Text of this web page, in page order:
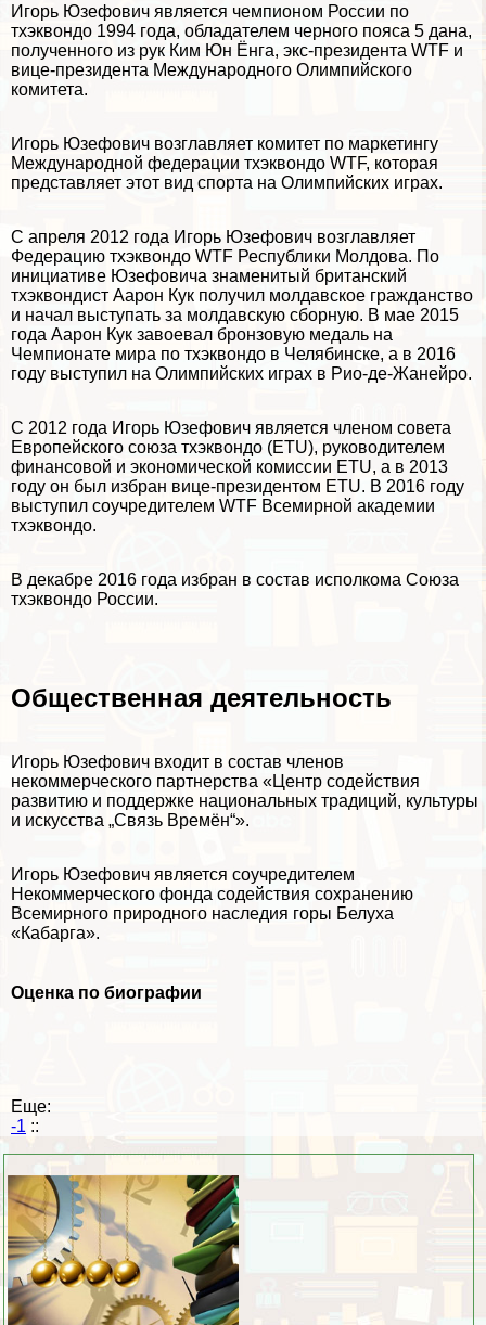
Игорь Юзефович является чемпионом России по
тхэквондо 1994 года, обладателем черного пояса 5 дана,
полученного из рук Ким Юн Ёнга, экс-президента WTF и
вице-президента Международного Олимпийского
комитета.
Игорь Юзефович возглавляет комитет по маркетингу
Международной федерации тхэквондо WTF, которая
представляет этот вид спорта на Олимпийских играх.
С апреля 2012 года Игорь Юзефович возглавляет
Федерацию тхэквондо WTF Республики Молдова. По
инициативе Юзефовича знаменитый британский
тхэквондист Аарон Кук получил молдавское гражданство
и начал выступать за молдавскую сборную. В мае 2015
года Аарон Кук завоевал бронзовую медаль на
Чемпионате мира по тхэквондо в Челябинске, а в 2016
году выступил на Олимпийских играх в Рио-де-Жанейро.
С 2012 года Игорь Юзефович является члeном совета
Европейского союза тхэквондо (ETU), руководителем
финансовой и экономической комиссии ETU, а в 2013
году он был избран вице-президентом ETU. В 2016 году
выступил соучредителем WTF Всемирной академии
тхэквондо.
В декабре 2016 года избран в состав исполкома Союза
тхэквондо России.
Общественная деятельность
Игорь Юзефович входит в состав члeнов
некоммерческого партнерства «Центр содействия
развитию и поддержке национальных традиций, культуры
и искусства „Связь Времён“».
Игорь Юзефович является соучредителем
Некоммерческого фонда содействия сохранению
Всемирного природного наследия горы Белуха
«Кабарга».
Оценка по биографии
Еще:
-1 ::